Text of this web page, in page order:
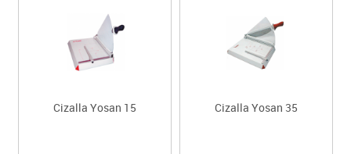
Cizalla Yosan 15 Cizalla Yosan 35